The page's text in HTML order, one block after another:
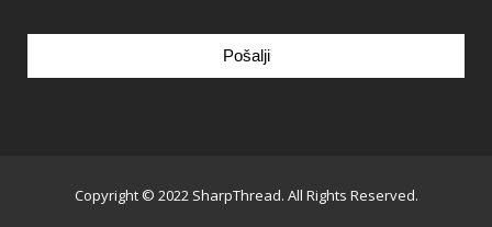
Pošalji
Copyright © 2022 SharpThread. All Rights Reserved.